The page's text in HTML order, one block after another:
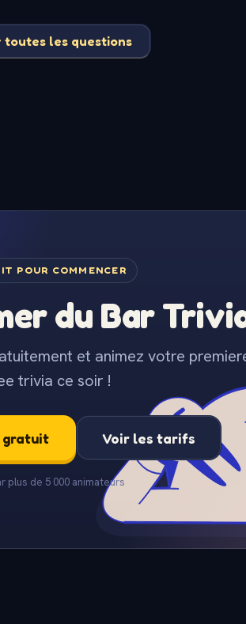
toutes les questions
POUR COMMENCER
du Bar
et animez votre
trivia ce soir !
gratuit Voir les tarifs
plus de 5 000 animateurs